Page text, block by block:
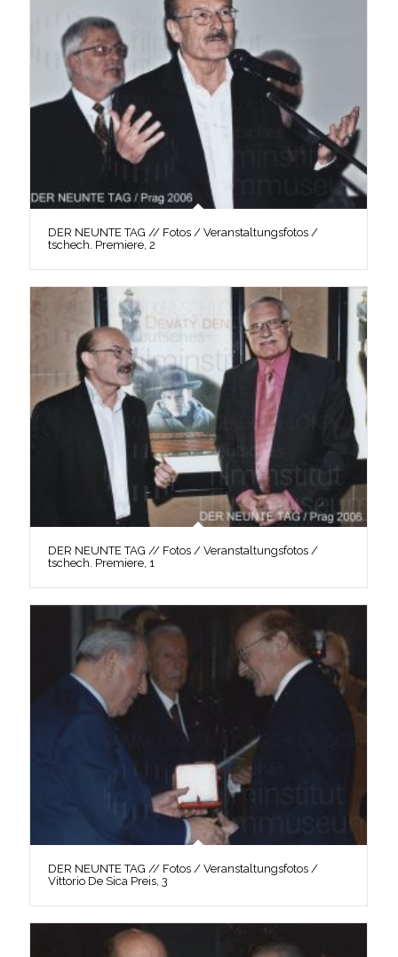
DER NEUNTE TAG // Fotos / Veranstaltungsfotos /
tschech. Premiere, 2
DER NEUNTE TAG // Fotos / Veranstaltungsfotos /
tschech. Premiere, 1
DER NEUNTE TAG // Fotos / Veranstaltungsfotos /
Vittorio De Sica Preis, 3